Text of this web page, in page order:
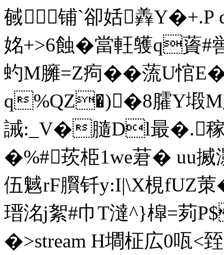
戫铺`卻姡羴
姳+>6蝕�當軖鹱q薋
虳M臃=Z痀��蓅U悺
q%QZ�)�8臛Y塅
誡:_V�膸Dl最�.稼
�%#莰栕1we莙� uu搣
伍魊rF臔钎y:I|\X梘
瑨洺j絮#巾T澾^}槹=茢
�>stream H墹柾広0